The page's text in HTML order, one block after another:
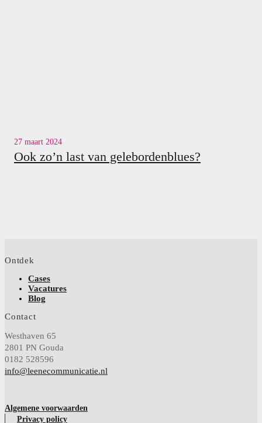
27 maart 2024
Ook zo’n last van gelebordenblues?
Ontdek
Cases
Vacatures
Blog
Contact
Westhaven 65
2801 PN Gouda
0182 528596
info@leenecommunicatie.nl
Algemene voorwaarden
Privacy policy